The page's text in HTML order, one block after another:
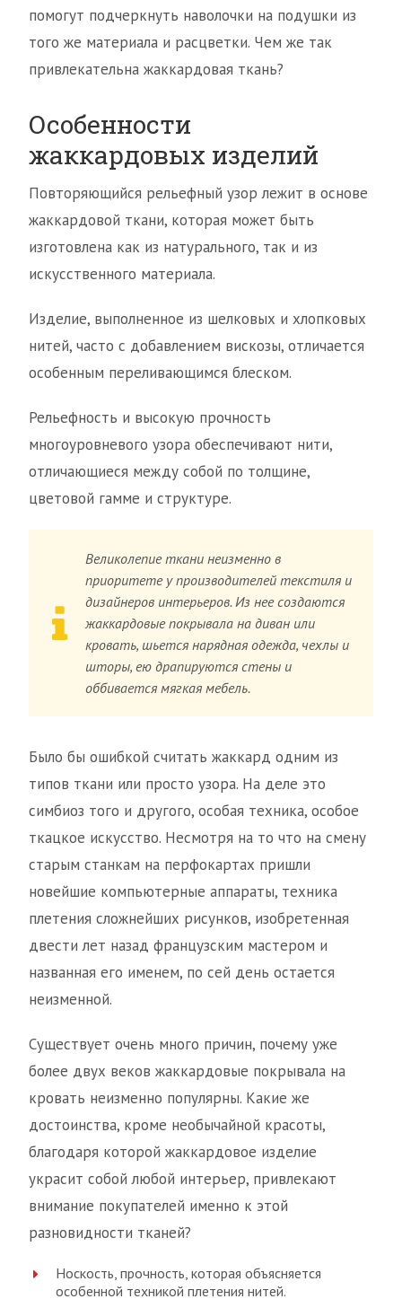
помогут подчеркнуть наволочки на подушки из
того же материала и расцветки. Чем же так
привлекательна жаккардовая ткань?
Особенности
жаккардовых изделий
Повторяющийся рельефный узор лежит в основе
жаккардовой ткани, которая может быть
изготовлена как из натурального, так и из
искусственного материала.
Изделие, выполненное из шелковых и хлопковых
нитей, часто с добавлением вискозы, отличается
особенным переливающимся блеском.
Рельефность и высокую прочность
многоуровневого узора обеспечивают нити,
отличающиеся между собой по толщине,
цветовой гамме и структуре.
Великолепие ткани неизменно в
приоритете у производителей текстиля и
дизайнеров интерьеров. Из нее создаются
жаккардовые покрывала на диван или
кровать, шьется нарядная одежда, чехлы и
шторы, ею драпируются стены и
оббивается мягкая мебель.
Было бы ошибкой считать жаккард одним из
типов ткани или просто узора. На деле это
симбиоз того и другого, особая техника, особое
ткацкое искусство. Несмотря на то что на смену
старым станкам на перфокартах пришли
новейшие компьютерные аппараты, техника
плетения сложнейших рисунков, изобретенная
двести лет назад французским мастером и
названная его именем, по сей день остается
неизменной.
Существует очень много причин, почему уже
более двух веков жаккардовые покрывала на
кровать неизменно популярны. Какие же
достоинства, кроме необычайной красоты,
благодаря которой жаккардовое изделие
украсит собой любой интерьер, привлекают
внимание покупателей именно к этой
разновидности тканей?
Носкость, прочность, которая объясняется
особенной техникой плетения нитей.